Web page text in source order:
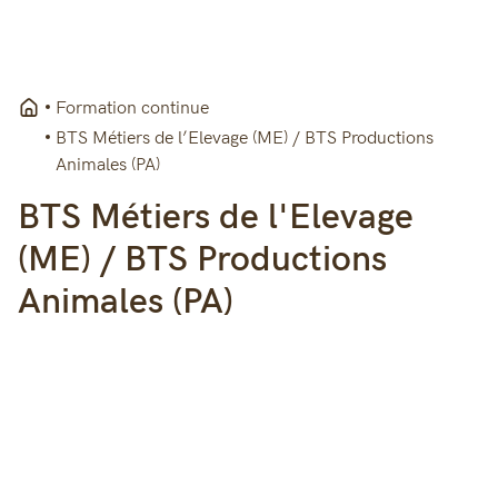
BTS Métiers de l'Elevage
(ME) / BTS Productions
Animales (PA)
Formation continue
BTS Métiers de l’Elevage (ME) / BTS Productions
Animales (PA)